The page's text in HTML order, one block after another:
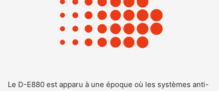
Le D-E880 est apparu à une époque où les systèmes anti-